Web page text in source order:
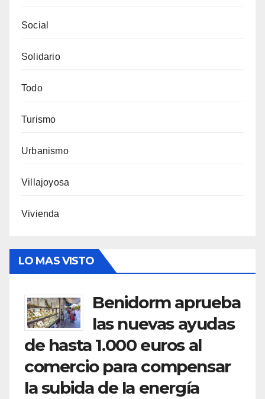
Social
Solidario
Todo
Turismo
Urbanismo
Villajoyosa
Vivienda
LO MAS VISTO
Benidorm aprueba
las nuevas ayudas
de hasta 1.000 euros al
comercio para compensar
la subida de la energía